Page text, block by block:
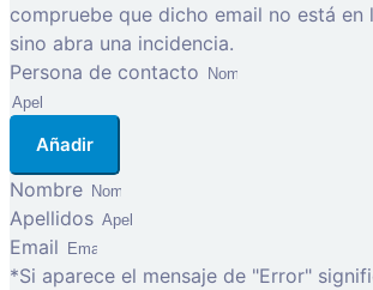
compruebe que dicho email no está en
sino abra una incidencia.
Persona de contacto
Añadir
Nombre
Apellidos
Email
*Si aparece el mensaje de "Error"